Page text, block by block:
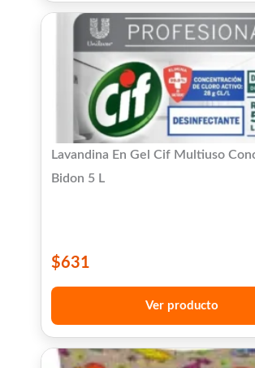
Lavandina En Gel Cif Multiuso
Bidon 5 L
$631
Ver producto